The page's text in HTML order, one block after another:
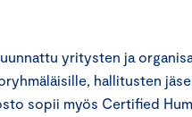
yritysten ja
hallitusten
sopii myös Certified